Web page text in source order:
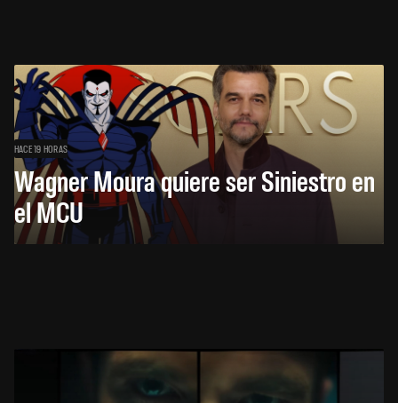
HACE 19 HORAS
Wagner Moura quiere ser Siniestro en
el MCU